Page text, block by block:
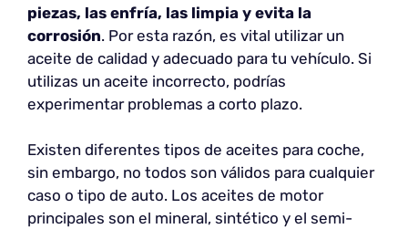
piezas, las enfría, las limpia y evita la
corrosión. Por esta razón, es vital utilizar un
aceite de calidad y adecuado para tu vehículo. Si
utilizas un aceite incorrecto, podrías
experimentar problemas a corto plazo.
Existen diferentes tipos de aceites para coche,
sin embargo, no todos son válidos para cualquier
caso o tipo de auto. Los aceites de motor
principales son el mineral, sintético y el semi-